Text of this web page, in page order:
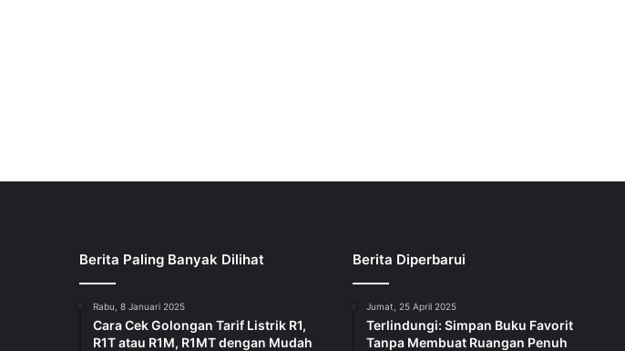
Berita Paling Banyak Dilihat
Rabu, 8 Januari 2025
Cara Cek Golongan Tarif Listrik R1,
R1T atau R1M, R1MT dengan Mudah
Berita Diperbarui
Jumat, 25 April 2025
Terlindungi: Simpan Buku Favorit
Tanpa Membuat Ruangan Penuh